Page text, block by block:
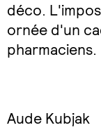
déco.
ornée d'un
pharmaciens.
Aude Kubjak